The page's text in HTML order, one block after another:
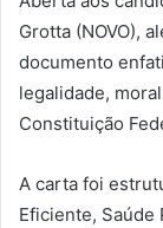
Grotta (NOVO),
documento
legalidade,
Constituição
A carta foi
Eficiente, Saúde